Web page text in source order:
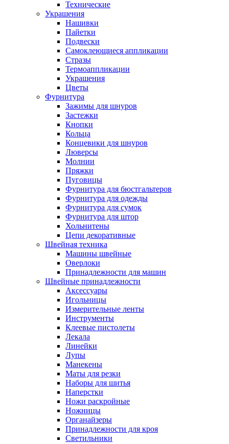
Технические
Украшения
Нашивки
Пайетки
Подвески
Самоклеющиеся аппликации
Стразы
Термоаппликации
Украшения
Цветы
Фурнитура
Зажимы для шнуров
Застежки
Кнопки
Кольца
Концевики для шнуров
Люверсы
Молнии
Пряжки
Пуговицы
Фурнитура для бюстгальтеров
Фурнитура для одежды
Фурнитура для сумок
Фурнитура для штор
Хольнитены
Цепи декоративные
Швейная техника
Машины швейные
Оверлоки
Принадлежности для машин
Швейные принадлежности
Аксессуары
Игольницы
Измерительные ленты
Инструменты
Клеевые пистолеты
Лекала
Линейки
Лупы
Манекены
Маты для резки
Наборы для шитья
Наперстки
Ножи раскройные
Ножницы
Органайзеры
Принадлежности для кроя
Светильники